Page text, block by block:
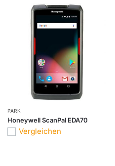
PARK
Honeywell ScanPal EDA70
Vergleichen